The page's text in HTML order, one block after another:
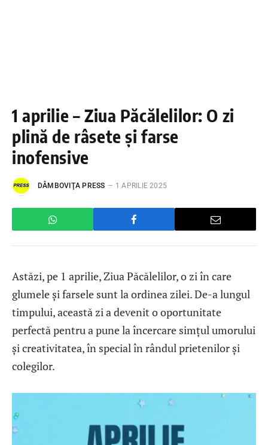
1 aprilie – Ziua Păcălelilor: O zi
plină de râsete și farse
inofensive
DÂMBOVIŢA PRESS 1 APRILIE 2025
Astăzi, pe 1 aprilie, Ziua Păcălelilor, o zi în care
glumele și farsele sunt la ordinea zilei. De-a lungul
timpului, această zi a devenit o oportunitate
perfectă pentru a pune la încercare simțul umorului
și creativitatea, în special în rândul prietenilor și
colegilor.